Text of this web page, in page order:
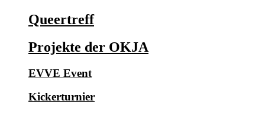
Queertreff
Projekte der OKJA
EVVE Event
Kickerturnier